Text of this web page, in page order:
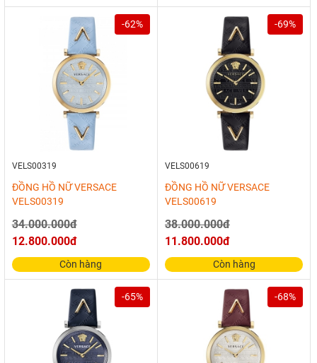
-62%
VELS00319
ĐỒNG HỒ NỮ VERSACE
VELS00319
34.000.000đ
12.800.000đ
Còn hàng
-69%
VELS00619
ĐỒNG HỒ NỮ VERSACE
VELS00619
38.000.000đ
11.800.000đ
Còn hàng
-65% -68%